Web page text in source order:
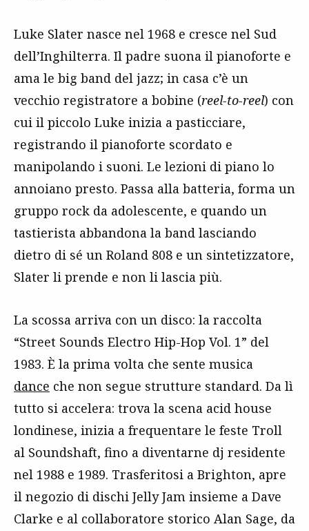
Luke Slater nasce nel 1968 e cresce nel Sud
dell’Inghilterra. Il padre suona il pianoforte e
ama le big band del jazz; in casa c’è un
vecchio registratore a bobine (reel-to-reel) con
cui il piccolo Luke inizia a pasticciare,
registrando il pianoforte scordato e
manipolando i suoni. Le lezioni di piano lo
annoiano presto. Passa alla batteria, forma un
gruppo rock da adolescente, e quando un
tastierista abbandona la band lasciando
dietro di sé un Roland 808 e un sintetizzatore,
Slater li prende e non li lascia più.
La scossa arriva con un disco: la raccolta
“Street Sounds Electro Hip-Hop Vol. 1” del
1983. È la prima volta che sente musica
dance che non segue strutture standard. Da lì
tutto si accelera: trova la scena acid house
londinese, inizia a frequentare le feste Troll
al Soundshaft, fino a diventarne dj residente
nel 1988 e 1989. Trasferitosi a Brighton, apre
il negozio di dischi Jelly Jam insieme a Dave
Clarke e al collaboratore storico Alan Sage, da